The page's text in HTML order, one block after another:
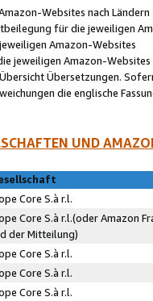
Websites nach Ländern
für die jeweiligen
Amazon-Websites
jeweiligen Amazon-Websites
Übersetzungen.
die englische
UND
Core S.à r.l.
Core S.à r.l.(oder Amazon
der Mitteilung)
Core S.à r.l.
Core S.à r.l.
Core S.à r.l.